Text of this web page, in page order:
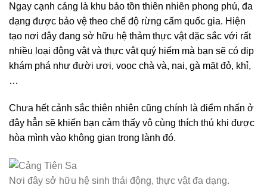
Ngay cạnh cảng là khu bảo tồn thiên nhiên phong phú, đa
dạng được bảo vệ theo chế độ rừng cấm quốc gia. Hiện
tạo nơi đây đang sở hữu hệ thảm thực vật dặc sắc với rất
nhiều loại động vật và thực vật quý hiếm mà bạn sẽ có dịp
khám phá như đười ươi, voọc chà và, nai, gà mặt đỏ, khỉ,
…
Chưa hết cảnh sắc thiên nhiên cũng chính là điểm nhấn ở
đây hẳn sẽ khiến bạn cảm thấy vô cùng thích thú khi được
hòa mình vào không gian trong lành đó.
Nơi đây sở hữu hệ sinh thái động, thực vật đa dạng.